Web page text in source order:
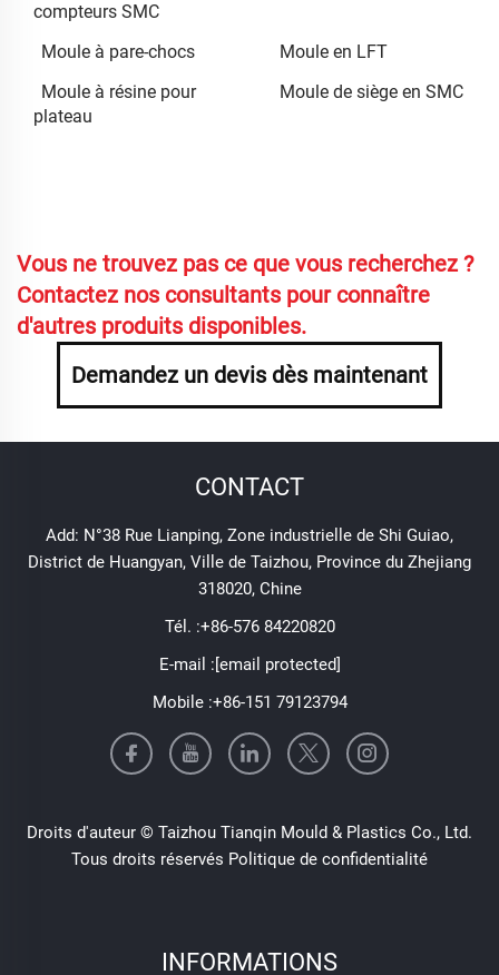
compteurs SMC
Moule à pare-chocs
Moule en LFT
Moule à résine pour
plateau
Moule de siège en SMC
Vous ne trouvez pas ce que vous recherchez ?
Contactez nos consultants pour connaître
d'autres produits disponibles.
Demandez un devis dès maintenant
CONTACT
Add: N°38 Rue Lianping, Zone industrielle de Shi Guiao,
District de Huangyan, Ville de Taizhou, Province du Zhejiang
318020, Chine
Tél. :+86-576 84220820
E-mail :[email protected]
Mobile :+86-151 79123794
Droits d'auteur © Taizhou Tianqin Mould & Plastics Co., Ltd.
Tous droits réservés Politique de confidentialité
INFORMATIONS